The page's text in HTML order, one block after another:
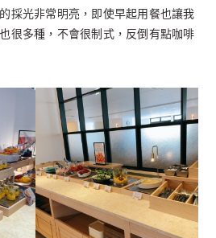
採光非常明亮，即使早起用餐也讓我
很多種，不會很制式，反倒有點咖啡